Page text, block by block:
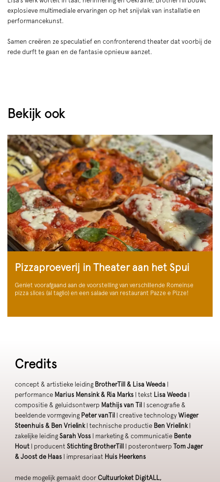
explosieve multimediale ervaringen op het snijvlak van installatie en
performancekunst.
Samen creëren ze speculatief en confronterend theater dat voorbij de
rede durft te gaan en de fantasie opnieuw aanzet.
Bekijk ook
Pizzaproeverij in Theater aan het Spui
Geniet voorafgaand aan de voorstelling van verschillende Romeinse
pizza slices (al taglio) en een salade van restaurant Pazze e Pizze!
Credits
concept & artistieke leiding BrotherTill & Lisa Weeda |
performance Marius Mensink & Ria Marks | tekst Lisa Weeda |
compositie & geluidsontwerp Mathijs van Til | scenografie &
beeldende vormgeving Peter vanTil | creative technology Wieger
Steenhuis & Ben Vrielink | technische productie Ben Vrielink |
zakelijke leiding Sarah Voss | marketing & communicatie Bente
Hout | producent Stichting BrotherTill | posterontwerp Tom Jager
& Joost de Haas | impresariaat Huis Heerkens
mede mogelijk gemaakt door Cultuurloket DigitALL,